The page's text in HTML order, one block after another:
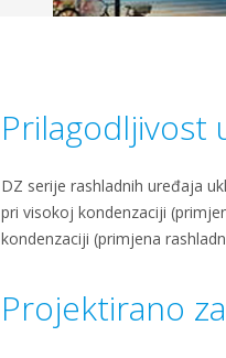
Prilagodljivost
DZ serije rashladnih uređaja
pri visokoj kondenzaciji
kondenzaciji (primjena
Projektirano